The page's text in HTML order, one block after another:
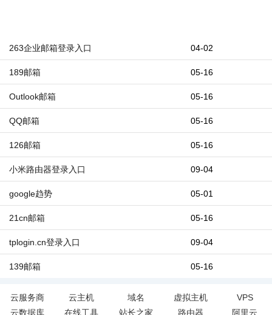
04-02
263企业邮箱登录入口
05-16
189邮箱
05-16
Outlook邮箱
05-16
QQ邮箱
05-16
126邮箱
09-04
小米路由器登录入口
05-01
google趋势
05-16
21cn邮箱
09-04
tplogin.cn登录入口
05-16
139邮箱
云服务商 云主机 域名 虚拟主机
VPS
云数据库
在线工具 站长之家 路由器 阿里云